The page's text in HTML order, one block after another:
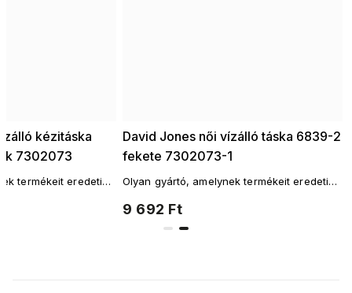
kézitáska
7302073
termékeit eredeti
David Jones női vízálló táska 6839-2
fekete 7302073-1
9 692 Ft
Olyan gyártó, amelynek termékeit eredeti
jellemzi.